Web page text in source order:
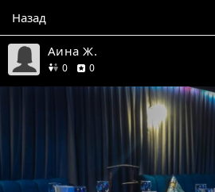
Назад
Аина Ж.
0друзей
0отзывов